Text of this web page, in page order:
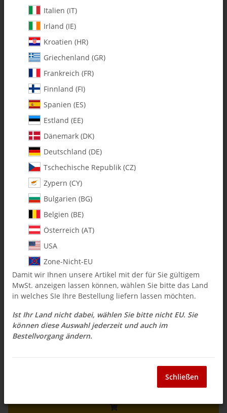
0116 M2.5 Threaded Steel Ball -
Pack of 3
Artikelnummer:MA0116
Kategorie:Kleinteile
0116 M2.5 Kugelbolzen (3
$ 4.75
inkl. 19% USt. , zzgl.Versand
Auswahl Steuerzone / Lieferland
Sofort verfügbar
Lieferzeit:3 - 14 Werktage(DE - Ausland
abweichend)
Stk
Italien (IT)
Irland (IE)
Kroatien (HR)
Griechenland (GR)
Frankreich (FR)
Finnland (FI)
Spanien (ES)
Estland (EE)
Dänemark (DK)
Deutschland (DE)
Tschechische Republik (CZ)
Zypern (CY)
Bulgarien (BG)
Belgien (BE)
Österreich (AT)
USA
Zone-Nicht-EU
Damit wir Ihnen unsere Artikel mit der für Sie gültigem
MwSt. anzeigen lassen können, wählen Sie bitte das Land
in welches SIe Ihre Bestellung liefern lassen möchten.
Ist Ihr Land nicht dabei, wählen Sie bitte nicht EU. Sie
können diese Auswahl jederzeit und auch im
Bestellvorgang ändern.
Schließen